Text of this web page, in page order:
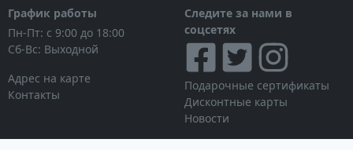
График работы
Пн-Пт: с 9:00 до 18:00
Сб-Вс: Выходной
Адрес на карте
Контакты
Следите за нами в
соцсетях
Подарочные сертификаты
Дисконтные карты
Новости